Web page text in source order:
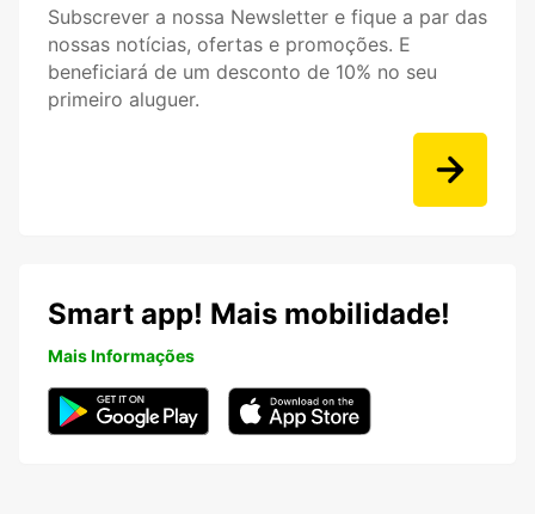
Subscrever a nossa Newsletter e fique a par das
nossas notícias, ofertas e promoções. E
beneficiará de um desconto de 10% no seu
primeiro aluguer.
Smart app! Mais mobilidade!
Mais Informações